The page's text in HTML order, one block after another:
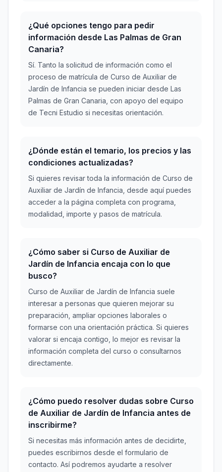
¿Qué opciones tengo para pedir
información desde Las Palmas de Gran
Canaria?
Sí. Tanto la solicitud de información como el
proceso de matrícula de Curso de Auxiliar de
Jardín de Infancia se pueden iniciar desde Las
Palmas de Gran Canaria, con apoyo del equipo
de Tecni Estudio si necesitas orientación.
¿Dónde están el temario, los precios y las
condiciones actualizadas?
Si quieres revisar toda la información de Curso de
Auxiliar de Jardín de Infancia, desde aquí puedes
acceder a la página completa con programa,
modalidad, importe y pasos de matrícula.
¿Cómo saber si Curso de Auxiliar de
Jardín de Infancia encaja con lo que
busco?
Curso de Auxiliar de Jardín de Infancia suele
interesar a personas que quieren mejorar su
preparación, ampliar opciones laborales o
formarse con una orientación práctica. Si quieres
valorar si encaja contigo, lo mejor es revisar la
información completa del curso o consultarnos
directamente.
¿Cómo puedo resolver dudas sobre Curso
de Auxiliar de Jardín de Infancia antes de
inscribirme?
Si necesitas más información antes de decidirte,
puedes escribirnos desde el formulario de
contacto. Así podremos ayudarte a resolver